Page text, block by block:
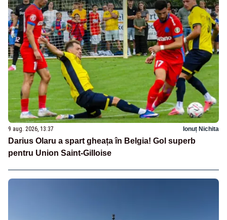
9 aug. 2026, 13:37 Ionuț Nichita
Darius Olaru a spart gheața în Belgia! Gol superb
pentru Union Saint-Gilloise